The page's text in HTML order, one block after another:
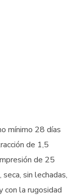
mínimo 28 días
de 1,5
de 25
sin lechadas,
con la rugosidad